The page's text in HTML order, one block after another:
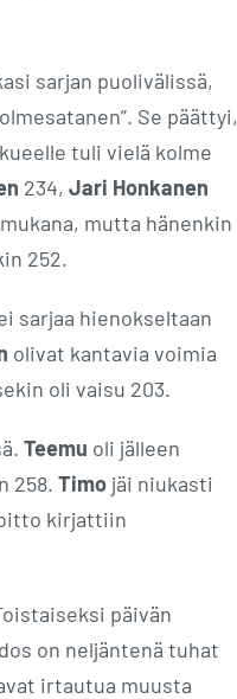
sarjan puolivälissä,
Se päättyi,
tuli vielä kolme
234, Jari Honkanen
mutta hänenkin
252.
sarjaa hienokseltaan
olivat kantavia voimia
oli vaisu 203.
Teemu oli jälleen
258. Timo jäi niukasti
kirjattiin
päivän
on neljäntenä tuhat
irtautua muusta